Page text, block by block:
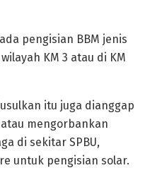
pengisian BBM jenis
KM 3 atau di KM
itu juga dianggap
mengorbankan
di sekitar SPBU,
untuk pengisian solar.